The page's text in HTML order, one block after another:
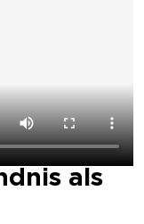
als